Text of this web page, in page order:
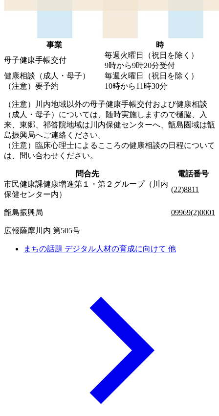
事業
時
母子健康手帳交付
毎週火曜日（祝日を除く）
9時から9時20分受付
健康相談（成人・母子）
（注意）要予約
毎週火曜日（祝日を除く）
10時から11時30分
（注意）川内地域以外の母子健康手帳交付および健康相談
（成人・母子）については、随時実施しますので樋脇、入
来、東郷、祁答院地域は川内保健センターへ、甑島圏域は甑
島振興局へご連絡ください。
（注意）臨床心理士によるこころの健康相談の日程について
は、問い合わせください。
問合先
電話番号
市民健康課健康増進第１・第２グループ（川内
保健センター内）
(22)8811
甑島振興局 09969(2)0001
広報薩摩川内 第505号
まちの話題 デジタル人材の育成に向けて 他